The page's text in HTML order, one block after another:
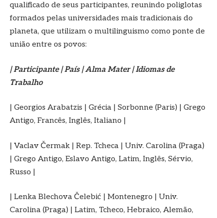
qualificado de seus participantes, reunindo poliglotas
formados pelas universidades mais tradicionais do
planeta, que utilizam o multilinguismo como ponte de
união entre os povos:
| Participante | País | Alma Mater | Idiomas de
Trabalho
| Georgios Arabatzis | Grécia | Sorbonne (Paris) | Grego
Antigo, Francês, Inglês, Italiano |
| Vaclav Čermak | Rep. Tcheca | Univ. Carolina (Praga)
| Grego Antigo, Eslavo Antigo, Latim, Inglês, Sérvio,
Russo |
| Lenka Blechova Čelebić | Montenegro | Univ.
Carolina (Praga) | Latim, Tcheco, Hebraico, Alemão,